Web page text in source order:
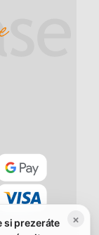
×
si prezeráte